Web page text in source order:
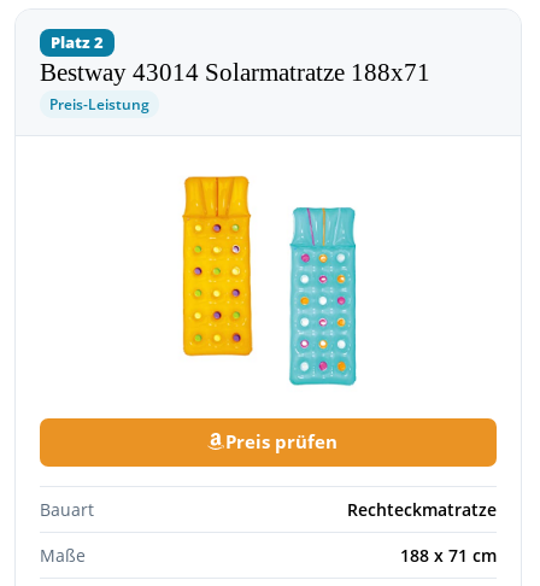
Platz 2
Bestway 43014 Solarmatratze 188x71
Preis-Leistung
Preis prüfen
Bauart
Rechteckmatratze
Maße
188 x 71 cm